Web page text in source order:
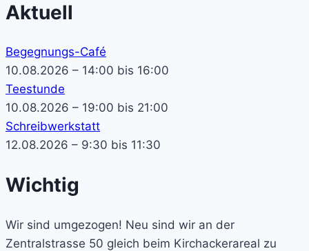
Aktuell
Begegnungs-Café
10.08.2026 – 14:00 bis 16:00
Teestunde
10.08.2026 – 19:00 bis 21:00
Schreibwerkstatt
12.08.2026 – 9:30 bis 11:30
Wichtig
Wir sind umgezogen! Neu sind wir an der
Zentralstrasse 50 gleich beim Kirchackerareal zu